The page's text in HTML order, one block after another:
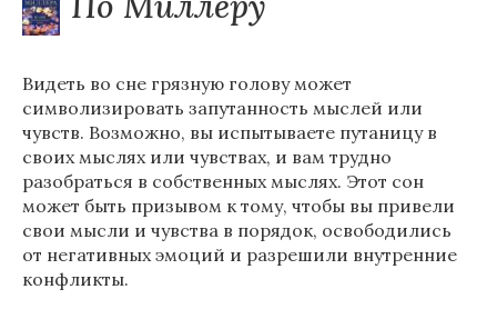
Видеть во сне грязную голову может
символизировать запутанность мыслей или
чувств. Возможно, вы испытываете путаницу в
своих мыслях или чувствах, и вам трудно
разобраться в собственных мыслях. Этот сон
может быть призывом к тому, чтобы вы привели
свои мысли и чувства в порядок, освободились
от негативных эмоций и разрешили внутренние
конфликты.